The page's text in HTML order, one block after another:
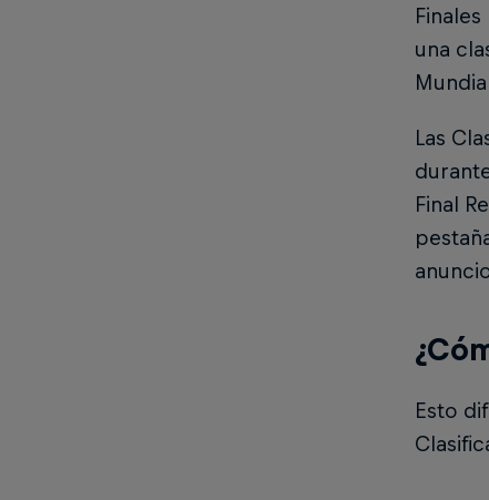
una
Las
Final
Esto